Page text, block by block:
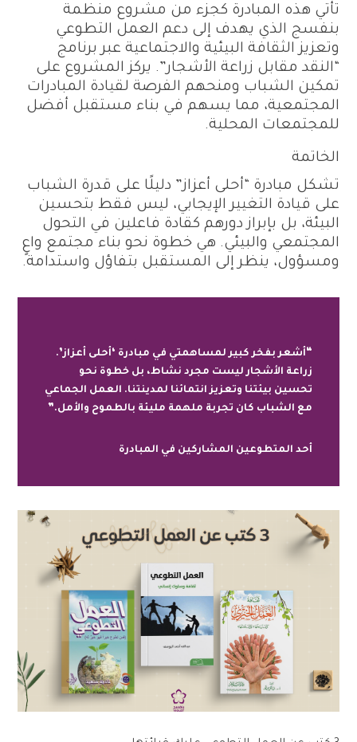
تأتي هذه المبادرة كجزء من مشروع منظمة
بنفسج الذي يهدف إلى دعم العمل التطوعي
وتعزيز الثقافة البيئية والاجتماعية عبر برنامج
“النقد مقابل زراعة الأشجار”. يركز المشروع على
تمكين الشباب ومنحهم الفرصة لقيادة المبادرات
المجتمعية، مما يسهم في بناء مستقبل أفضل
للمجتمعات المحلية.
الخاتمة
تشكل مبادرة “أحلى أعزاز” دليلًا على قدرة الشباب
على قيادة التغيير الإيجابي، ليس فقط بتحسين
البيئة، بل بإبراز دورهم كقادة فاعلين في التحول
المجتمعي والبيئي. هي خطوة نحو بناء مجتمع واعٍ
ومسؤول، ينظر إلى المستقبل بتفاؤل واستدامة.
“أشعر بفخر كبير لمساهمتي في مبادرة ‘أحلى أعزاز’.
زراعة الأشجار ليست مجرد نشاط، بل خطوة نحو
تحسين بيئتنا وتعزيز انتمائنا لمدينتنا. العمل الجماعي
مع الشباب كان تجربة ملهمة مليئة بالطموح والأمل.”
أحد المتطوعين المشاركين في المبادرة